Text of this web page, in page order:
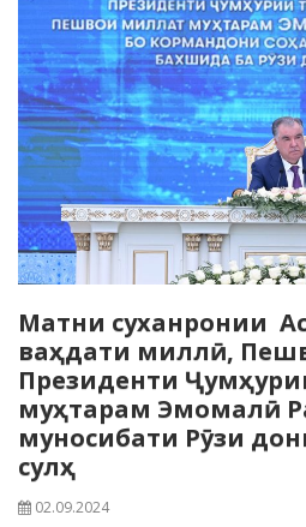
Матни суханронии
ваҳдати миллӣ,
Президенти
муҳтарам Эмомалӣ
муносибати Рӯзи
сулҳ
02.09.2024